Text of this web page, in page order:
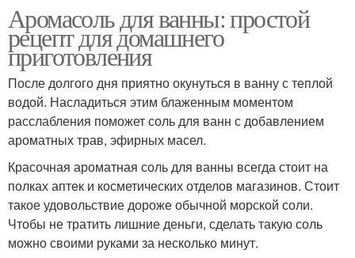
Аромасоль для ванны: простой
рецепт для домашнего
приготовления
После долгого дня приятно окунуться в ванну с теплой
водой. Насладиться этим блаженным моментом
расслабления поможет соль для ванн с добавлением
ароматных трав, эфирных масел.
Красочная ароматная соль для ванны всегда стоит на
полках аптек и косметических отделов магазинов. Стоит
такое удовольствие дороже обычной морской соли.
Чтобы не тратить лишние деньги, сделать такую соль
можно своими руками за несколько минут.